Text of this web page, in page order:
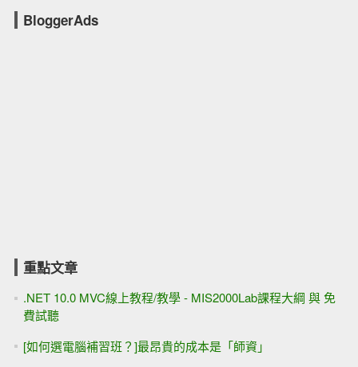
BloggerAds
重點文章
.NET 10.0 MVC線上教程/教學 - MIS2000Lab課程大綱 與 免
費試聽
[如何選電腦補習班？]最昂貴的成本是「師資」